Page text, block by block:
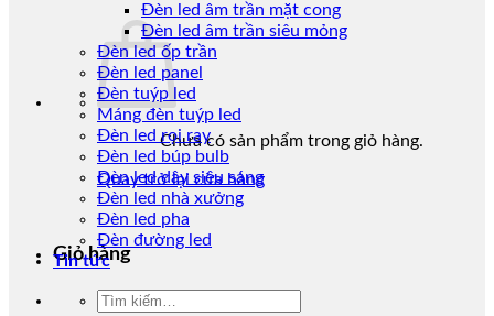
Chưa có sản phẩm trong giỏ hàng.
Quay trở lại cửa hàng
Giỏ hàng
Đèn led âm trần mặt cong
Đèn led âm trần siêu mỏng
Đèn led ốp trần
Đèn led panel
Đèn tuýp led
Máng đèn tuýp led
Đèn led rọi ray
Đèn led búp bulb
Đèn led dây siêu sáng
Đèn led nhà xưởng
Đèn led pha
Đèn đường led
Tin tức
Tìm